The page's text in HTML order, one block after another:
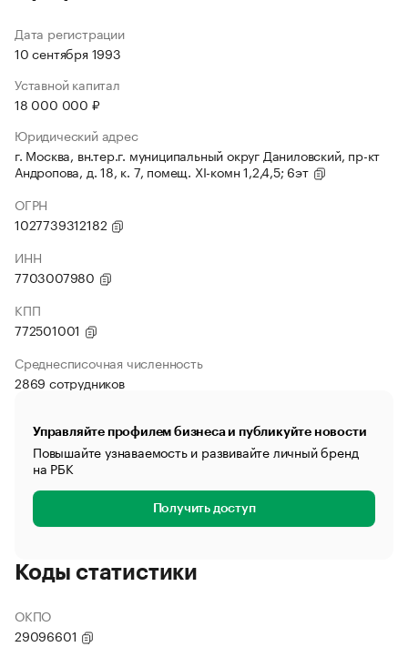
Дата регистрации
10 сентября 1993
Уставной капитал
18 000 000 ₽
Юридический адрес
г. Москва, вн.тер.г. муниципальный округ Даниловский, пр-кт
Андропова, д. 18, к. 7, помещ. XI-комн 1,2,4,5; 6эт
ОГРН
1027739312182
ИНН
7703007980
КПП
772501001
Среднесписочная численность
2869 сотрудников
Управляйте профилем бизнеса и публикуйте новости
Повышайте узнаваемость и развивайте личный бренд
на РБК
Получить доступ
Коды статистики
ОКПО
29096601